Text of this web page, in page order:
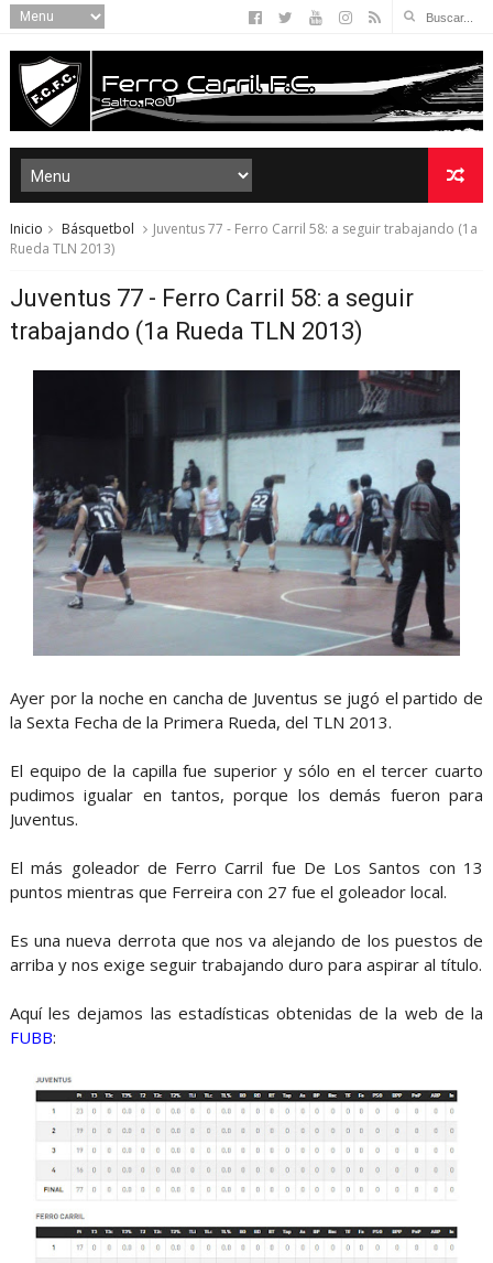
Inicio Básquetbol
Juventus 77 - Ferro Carril 58: a seguir trabajando (1a
Rueda TLN 2013)
Juventus 77 - Ferro Carril 58: a seguir
trabajando (1a Rueda TLN 2013)
Ayer por la noche en cancha de Juventus se jugó el partido de
la Sexta Fecha de la Primera Rueda, del TLN 2013.
El equipo de la capilla fue superior y sólo en el tercer cuarto
pudimos igualar en tantos, porque los demás fueron para
Juventus.
El más goleador de Ferro Carril fue De Los Santos con 13
puntos mientras que Ferreira con 27 fue el goleador local.
Es una nueva derrota que nos va alejando de los puestos de
arriba y nos exige seguir trabajando duro para aspirar al título.
Aquí les dejamos las estadísticas obtenidas de la web de la
FUBB: